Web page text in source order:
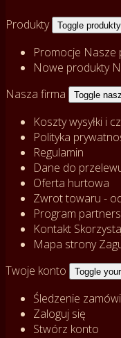
Produkty Toggle
Promocje Nasze
Nowe produkty
Nasza firma
Toggle
Koszty wysyłki i
Polityka
Regulamin
Dane do
Oferta hurtowa
Zwrot towaru -
Program
Kontakt
Mapa strony
Twoje konto
Toggle
Śledzenie
Zaloguj się
Stwórz konto